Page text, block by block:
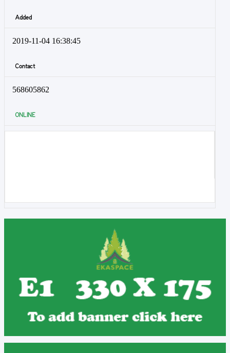
Added
2019-11-04 16:38:45
Contact
568605862
ONLINE